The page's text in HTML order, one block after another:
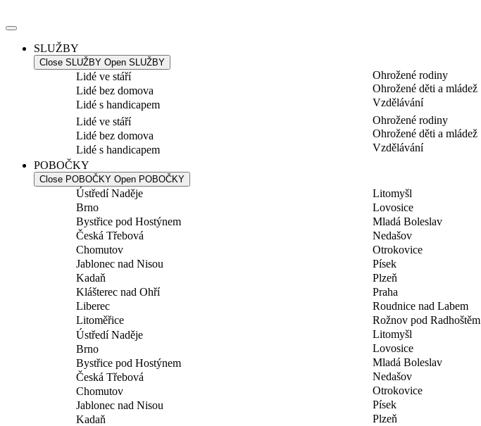
k
SLUŽBY
Close SLUŽBY Open SLUŽBY
Lidé ve stáří
Lidé bez domova
Lidé s handicapem
Ohrožené rodiny
Ohrožené děti a mládež
Vzdělávání
Lidé ve stáří
Lidé bez domova
Lidé s handicapem
Ohrožené rodiny
Ohrožené děti a mládež
Vzdělávání
POBOČKY
Close POBOČKY Open POBOČKY
Ústředí Naděje
Brno
Bystřice pod Hostýnem
Česká Třebová
Chomutov
Jablonec nad Nisou
Kadaň
Klášterec nad Ohří
Liberec
Litoměřice
Litomyšl
Lovosice
Mladá Boleslav
Nedašov
Otrokovice
Písek
Plzeň
Praha
Roudnice nad Labem
Rožnov pod Radhoštěm
Ústředí Naděje
Brno
Bystřice pod Hostýnem
Česká Třebová
Chomutov
Jablonec nad Nisou
Kadaň
Litomyšl
Lovosice
Mladá Boleslav
Nedašov
Otrokovice
Písek
Plzeň